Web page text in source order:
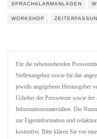
SPRACHALARMANLAGEN
WORKSHOP
Für die nebenstehenden
Stellenangebot sowie für das
jeweils angegebene Herausgeber
Urheber der Pressetexte sowie
Informationsmaterialien. Die
zur Eigeninformation und
kostenfrei. Bitte klären Sie vor